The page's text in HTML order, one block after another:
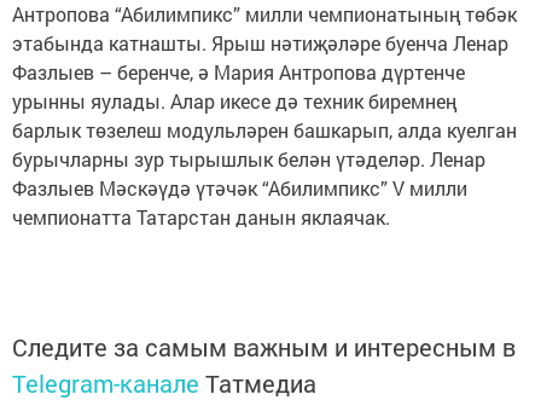
Антропова “Абилимпикс” милли чемпионатының төбәк
этабында катнашты. Ярыш нәтиҗәләре буенча Ленар
Фазлыев – беренче, ә Мария Антропова дүртенче
урынны яулады. Алар икесе дә техник биремнең
барлык төзелеш модульләрен башкарып, алда куелган
бурычларны зур тырышлык белән үтәделәр. Ленар
Фазлыев Мәскәүдә үтәчәк “Абилимпикс” V милли
чемпионатта Татарстан данын яклаячак.
Следите за самым важным и интересным в
Telegram-канале Татмедиа